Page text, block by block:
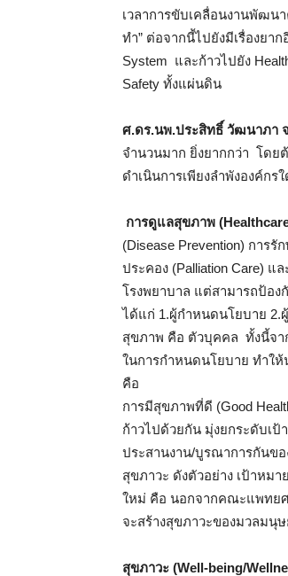
เวลาการขับเคลื่อนงานพัฒน
ทำ” ต่อจากนี้ไปยังมีเรื่องยา
System และก้าวไปยัง
Safety ทั้งแผ่นดิน
ศ.ดร.นพ.ประสิทธิ์ วัฒนาภา
จำนวนมาก ยิ่งยากกว่า โดย
ดำเนินการเพียงลำพังองค์ก
การดูแลสุขภาพ
(Disease Prevention) การ
ประคอง (Palliation Care)
โรงพยาบาล แต่สามารถป้อ
ได้แก่ 1.ผู้กำหนดนโยบาย 2.
สุขภาพ คือ ตัวบุคคล ทั้งนี้จา
ในการกำหนดนโยบาย ทำใ
คือ
การมีสุขภาพที่ดี (Good
ก้าวไปด้วยกัน มุ่งยกระดับเป้
ประสานงาน/บูรณาการกันข
สุขภาวะ ดังตัวอย่าง เป้าหม
ใหม่ คือ นอกจากคณะแพทย
จะสร้างสุขภาวะของมวลมนุ
สุขภาวะ (Well-being/